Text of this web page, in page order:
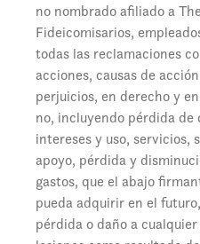
no nombrado afiliado a
Fideicomisarios,
todas las reclamaciones
acciones, causas de
perjuicios, en derecho y
no, incluyendo pérdida de
intereses y uso, servicios,
apoyo, pérdida y
gastos, que el abajo
pueda adquirir en el
pérdida o daño a